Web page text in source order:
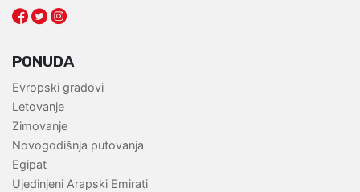
PONUDA
Evropski gradovi
Letovanje
Zimovanje
Novogodišnja putovanja
Egipat
Ujedinjeni Arapski Emirati